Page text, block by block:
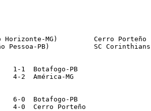
Horizonte-MG)         Cerro Porteño
Pessoa-PB)           SC
1-1  Botafogo-PB
4-2  América-MG
6-0  Botafogo-PB
4-0  Cerro Porteño